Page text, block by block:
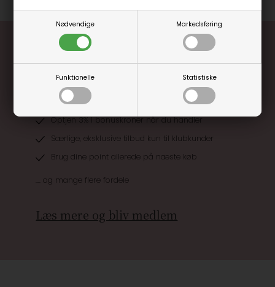
Nødvendige Markedsføring
Funktionelle Statistiske
Optjen 3% i bonuskroner når du handler
Særlige, eksklusive tilbud kun til klubkunder
Brug dine point allerede på næste køb
.... og mange flere fordele
Læs mere og bliv medlem